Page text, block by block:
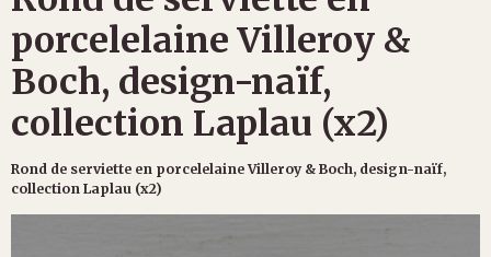
porcelelaine Villeroy &
Boch, design-naïf,
collection Laplau (x2)
Rond de serviette en porcelelaine Villeroy & Boch, design-naïf,
collection Laplau (x2)